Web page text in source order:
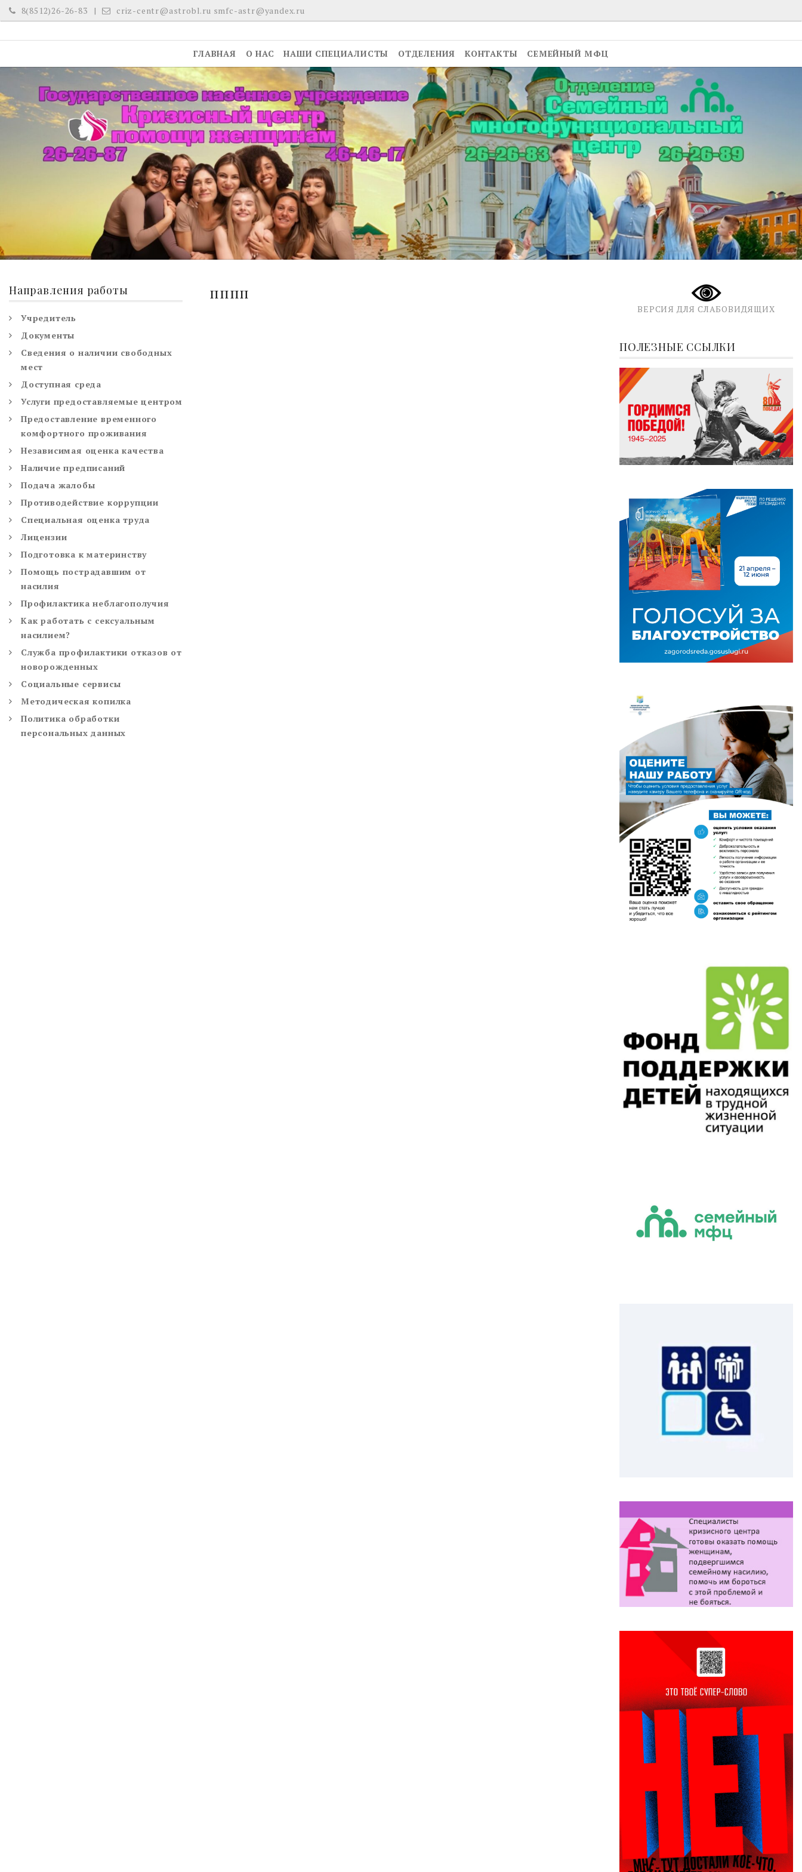
Skip
to
8(8512)26-26-83 criz-centr@astrobl.ru smfc-astr@yandex.ru
ГЛАВНАЯ О НАС НАШИ СПЕЦИАЛИСТЫ ОТДЕЛЕНИЯ КОНТАКТЫ СЕМЕЙНЫЙ МФЦ
пппп
Направления работы
Учредитель
Документы
Сведения о наличии свободных
мест
Доступная среда
Услуги предоставляемые центром
Предоставление временного
комфортного проживания
Независимая оценка качества
Наличие предписаний
Подача жалобы
Противодействие коррупции
Специальная оценка труда
Лицензии
Подготовка к материнству
Помощь пострадавшим от
насилия
Профилактика неблагополучия
Как работать с сексуальным
насилием?
Служба профилактики отказов от
новорожденных
Социальные сервисы
Методическая копилка
Политика обработки
персональных данных
ВЕРСИЯ ДЛЯ СЛАБОВИДЯЩИХ
ПОЛЕЗНЫЕ ССЫЛКИ